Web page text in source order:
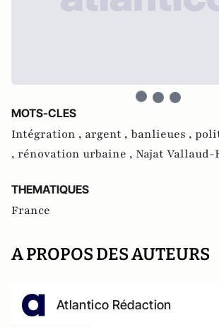
MOTS-CLES
Intégration , argent , banlieues ,
, rénovation urbaine , Najat Vallaud-
THEMATIQUES
France
A PROPOS DES AUTEURS
Atlantico Rédaction